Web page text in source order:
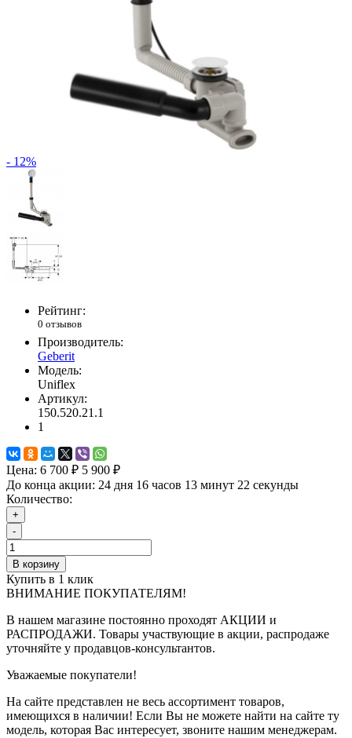
- 12%
Рейтинг:
0 отзывов
Производитель:
Geberit
Модель:
Uniflex
Артикул:
150.520.21.1
1
Цена: 6 700 ₽ 5 900 ₽
До конца акции: 24 дня 16 часов 13 минут 21 секунда
Количество:
+
-
В корзину
Купить в 1 клик
ВНИМАНИЕ ПОКУПАТЕЛЯМ!
В нашем магазине постоянно проходят АКЦИИ и
РАСПРОДАЖИ. Товары участвующие в акции, распродаже
уточняйте у продавцов-консультантов.
Уважаемые покупатели!
На сайте представлен не весь ассортимент товаров,
имеющихся в наличии! Если Вы не можете найти на сайте ту
модель, которая Вас интересует, звоните нашим менеджерам.